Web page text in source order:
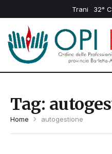
Trani 32
Tag:
Home autogestione